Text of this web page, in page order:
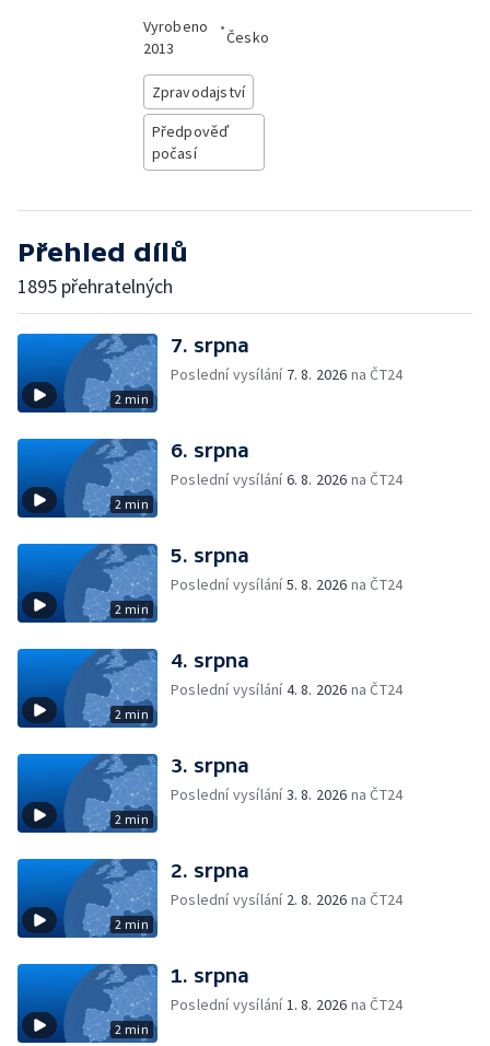
Vyrobeno
2013
•
Česko
Zpravodajství
Předpověď
počasí
Přehled dílů
1895 přehratelných
2 min
7. srpna
Poslední vysílání 7. 8. 2026 na ČT24
2 min
6. srpna
Poslední vysílání6. 8. 2026 na ČT24
2 min
5. srpna
Poslední vysílání5. 8. 2026 na ČT24
2 min
4. srpna
Poslední vysílání4. 8. 2026 na ČT24
2 min
3. srpna
Poslední vysílání3. 8. 2026 na ČT24
2 min
2. srpna
Poslední vysílání 2. 8. 2026 na ČT24
2 min
1. srpna
Poslední vysílání1. 8. 2026 na ČT24